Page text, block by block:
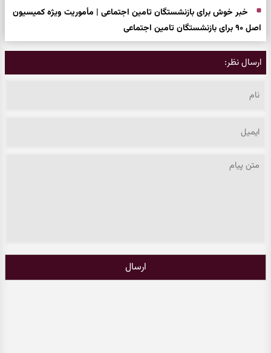
خبر خوش برای بازنشستگان تامین اجتماعی | مأموریت ویژه کمیسیون
اصل ۹۰ برای بازنشستگان تامین اجتماعی
ارسال نظر:
ارسال